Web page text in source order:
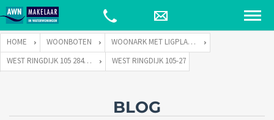
HOME WOONBOTEN
WOONARK MET LIGPLAATS
WEST RINGDIJK 105 2841 LT MOORDRECHT
WEST RINGDIJK 105-27
BLOG